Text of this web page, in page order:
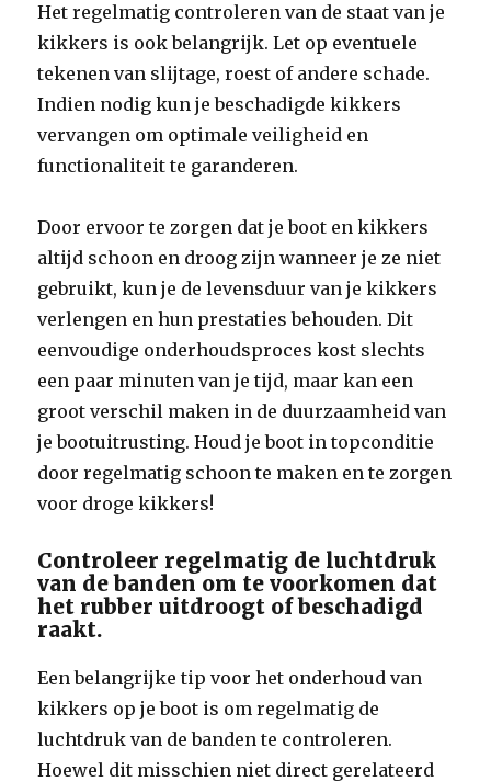
Het regelmatig controleren van de staat van je
kikkers is ook belangrijk. Let op eventuele
tekenen van slijtage, roest of andere schade.
Indien nodig kun je beschadigde kikkers
vervangen om optimale veiligheid en
functionaliteit te garanderen.
Door ervoor te zorgen dat je boot en kikkers
altijd schoon en droog zijn wanneer je ze niet
gebruikt, kun je de levensduur van je kikkers
verlengen en hun prestaties behouden. Dit
eenvoudige onderhoudsproces kost slechts
een paar minuten van je tijd, maar kan een
groot verschil maken in de duurzaamheid van
je bootuitrusting. Houd je boot in topconditie
door regelmatig schoon te maken en te zorgen
voor droge kikkers!
Controleer regelmatig de luchtdruk
van de banden om te voorkomen dat
het rubber uitdroogt of beschadigd
raakt.
Een belangrijke tip voor het onderhoud van
kikkers op je boot is om regelmatig de
luchtdruk van de banden te controleren.
Hoewel dit misschien niet direct gerelateerd